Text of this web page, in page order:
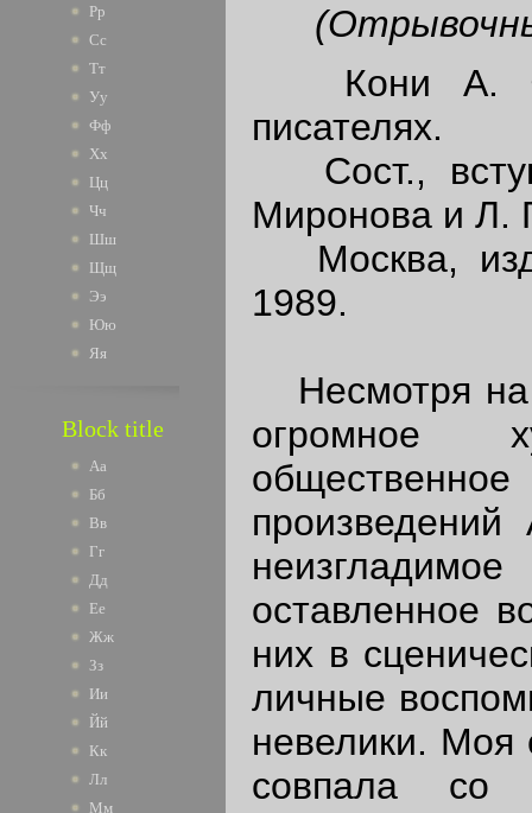
Рр
Сс
Тт
Уу
Фф
Хх
Цц
Чч
Шш
Щщ
Ээ
Юю
Яя
Block title
Аа
Бб
Вв
Гг
Дд
Ее
Жж
Зз
Ии
Йй
Кк
Лл
Мм
Кони А. Ф.
писателях.
Сост.,
Миронова и Л.
Москва,
1989.
Несмотря на
огромное
оставленное
них в
личные
невелики. Моя
совпала со